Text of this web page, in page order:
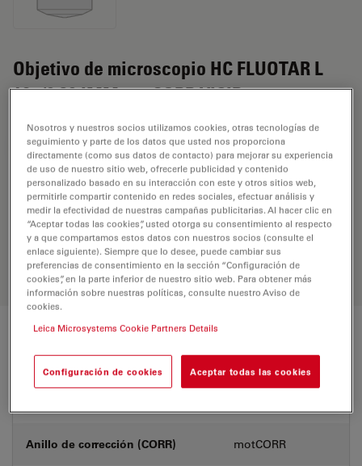
Objetivo de microscopio HC FLUOTAR L
16x/0,80 IMM motCORR VISIR
REQUEST FOR QUOTE
Encuentre la solución ideal. Explore
nuestroBuscador de Objetivos,
compare alternativas y encuentre la
opción que mejor se adapte a sus
necesidades.
Anillo de corrección (CORR) motCORR
Nosotros y nuestros socios utilizamos cookies, otras tecnologías de
seguimiento y parte de los datos que usted nos proporciona
directamente (como sus datos de contacto) para mejorar su experiencia
de uso de nuestro sitio web, ofrecerle publicidad y contenido
personalizado basado en su interacción con este y otros sitios web,
permitirle compartir contenido en redes sociales, efectuar análisis y
medir la efectividad de nuestras campañas publicitarias. Al hacer clic en
“Aceptar todas las cookies”, usted otorga su consentimiento al respecto
y a que compartamos estos datos con nuestros socios (consulte el
enlace siguiente). Siempre que lo desee, puede cambiar sus
preferencias de consentimiento en la sección “Configuración de
cookies”, en la parte inferior de nuestro sitio web. Para obtener más
información sobre nuestras políticas, consulte nuestro Aviso de
cookies.
Leica Microsystems Cookie Partners Details
Configuración de cookies Aceptar todas las cookies